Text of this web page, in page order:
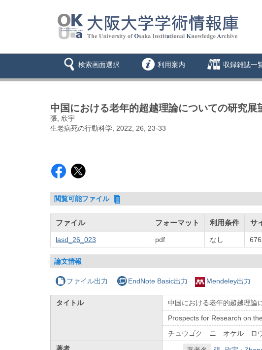
検索画面選択 利用案内 収録雑誌一
中国における老年的超越理論についての研究展
張, 欣宇
生老病死の行動科学, 2022, 26, 23-33
閲覧可能ファイル
ファイル フォーマット 利用条件 サ
lasd_26_023 pdf なし
論文情報
ファイル出力 EndNote Basic出力 Mendeley出力
タイトル
中国における老年的超越理論
Prospects for Research on
チュウゴク ニ オケル ロ
著者